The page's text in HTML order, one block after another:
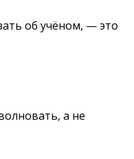
об учёном, — это
а не